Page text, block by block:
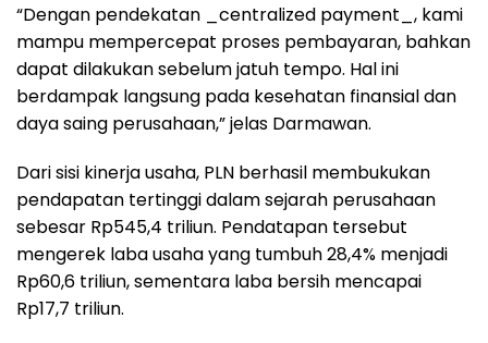
“Dengan pendekatan _centralized payment_, kami
mampu mempercepat proses pembayaran, bahkan
dapat dilakukan sebelum jatuh tempo. Hal ini
berdampak langsung pada kesehatan finansial dan
daya saing perusahaan,” jelas Darmawan.
Dari sisi kinerja usaha, PLN berhasil membukukan
pendapatan tertinggi dalam sejarah perusahaan
sebesar Rp545,4 triliun. Pendatapan tersebut
mengerek laba usaha yang tumbuh 28,4% menjadi
Rp60,6 triliun, sementara laba bersih mencapai
Rp17,7 triliun.